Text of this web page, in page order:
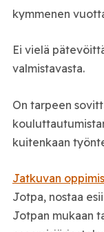
kymmenen
Ei vielä
valmistavasta.
On tarpeen
kuitenkaan
Jatkuvan
Jotpa, nostaa
Jotpan mukaan